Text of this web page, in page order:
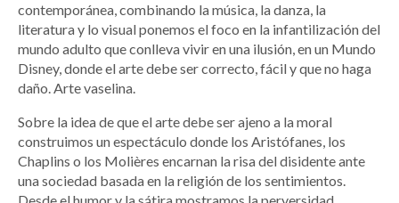
contemporánea, combinando la música, la danza, la
literatura y lo visual ponemos el foco en la infantilización del
mundo adulto que conlleva vivir en una ilusión, en un Mundo
Disney, donde el arte debe ser correcto, fácil y que no haga
daño. Arte vaselina.
Sobre la idea de que el arte debe ser ajeno a la moral
construimos un espectáculo donde los Aristófanes, los
Chaplins o los Molières encarnan la risa del disidente ante
una sociedad basada en la religión de los sentimientos.